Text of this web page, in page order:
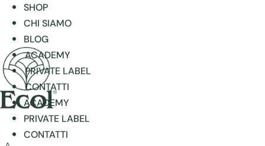
SHOP
CHI SIAMO
BLOG
ACADEMY
PRIVATE LABEL
CONTATTI
ACADEMY
PRIVATE LABEL
CONTATTI